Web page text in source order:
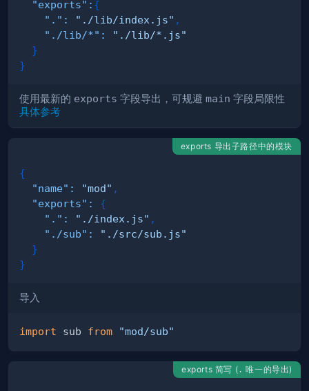
"exports" : {
"." : "./lib/index.js" ,
"./lib/*" :
"./lib/*.js"
}
}
使用最新的 exports 字段导出，可规避 main 字段局限性
具体参考
exports 导出子路径中的模块
{
"name" : "mod" ,
"exports" :
{
"." : "./index.js" ,
"./sub" :
"./src/sub.js"
}
}
导入
import sub from "mod/sub"
exports 简写 (. 唯一的导出)